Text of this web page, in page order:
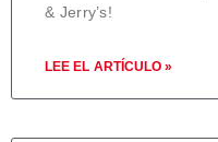
& Jerry’s!
LEE EL ARTÍCULO »